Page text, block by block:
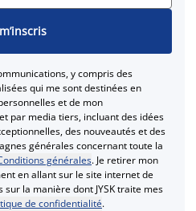
y compris des
qui me sont destinées en
et de mon
par media tiers, incluant des idées
des nouveautés et des
générales concernant toute la
générales. Je retirer mon
en allant sur le site internet de
sur la manière dont JYSK traite mes
de confidentialité.